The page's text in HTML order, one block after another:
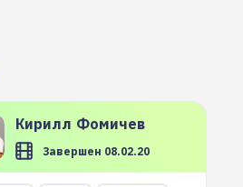
Кирилл Фомичев
Завершен 08.02.20